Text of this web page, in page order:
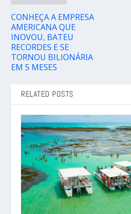
CONHEÇA A EMPRESA
AMERICANA QUE
INOVOU, BATEU
RECORDES E SE
TORNOU BILIONÁRIA
EM 5 MESES
RELATED POSTS